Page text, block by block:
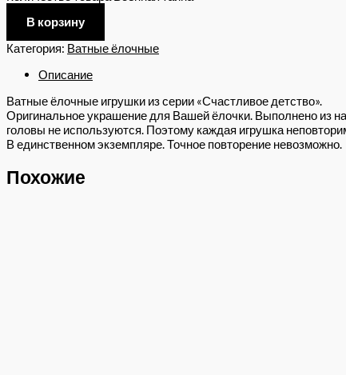
В корзину
Категория: Ватные ёлочные
Описание
Ватные ёлочные игрушки из серии «Счастливое детство».
Оригинальное украшение для Вашей ёлочки. Выполнено из
головы не используются. Поэтому каждая игрушка
В единственном экземпляре. Точное повторение невозможно.
Похожие